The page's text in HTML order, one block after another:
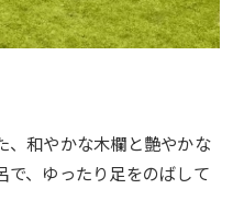
、和やかな木欄と艶やかな
で、ゆったり足をのばして